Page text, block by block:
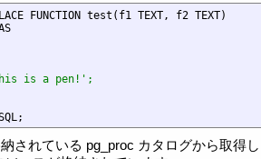
FUNCTION test(f1 TEXT, f2 TEXT)
is a pen!';
されている pg_proc カタログから取得